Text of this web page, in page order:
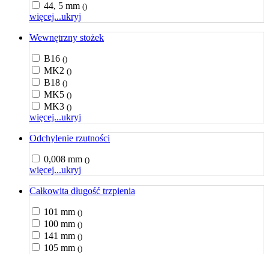
44, 5 mm ()
więcej...ukryj
Wewnętrzny stożek
B16 ()
MK2 ()
B18 ()
MK5 ()
MK3 ()
więcej...ukryj
Odchylenie rzutności
0,008 mm ()
więcej...ukryj
Całkowita długość trzpienia
101 mm ()
100 mm ()
141 mm ()
105 mm ()